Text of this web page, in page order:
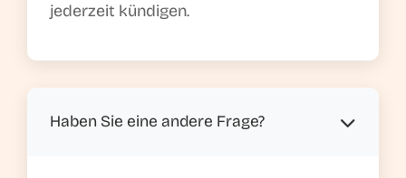
jederzeit kündigen.
Haben Sie eine andere Frage?